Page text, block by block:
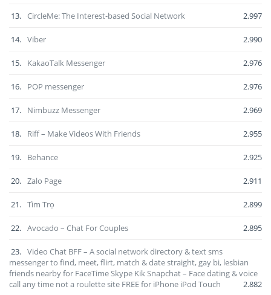
13. CircleMe: The Interest-based Social Network 2.997
14. Viber 2.990
15. KakaoTalk Messenger 2.976
16. POP messenger 2.976
17. Nimbuzz Messenger 2.969
18. Riff – Make Videos With Friends 2.955
19. Behance 2.925
20. Zalo Page 2.911
21. Tìm Trọ 2.899
22. Avocado – Chat For Couples 2.895
23. Video Chat BFF – A social network directory & text sms
messenger to find, meet, flirt, match & date straight, gay bi, lesbian
friends nearby for FaceTime Skype Kik Snapchat – Face dating & voice
call any time not a roulette site FREE for iPhone iPod Touch
2.882